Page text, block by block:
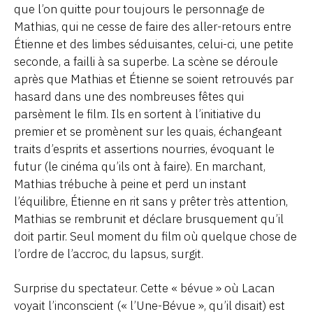
que l’on quitte pour toujours le personnage de
Mathias, qui ne cesse de faire des aller-retours entre
Étienne et des limbes séduisantes, celui-ci, une petite
seconde, a failli à sa superbe. La scène se déroule
après que Mathias et Étienne se soient retrouvés par
hasard dans une des nombreuses fêtes qui
parsèment le film. Ils en sortent à l’initiative du
premier et se promènent sur les quais, échangeant
traits d’esprits et assertions nourries, évoquant le
futur (le cinéma qu’ils ont à faire). En marchant,
Mathias trébuche à peine et perd un instant
l’équilibre, Étienne en rit sans y prêter très attention,
Mathias se rembrunit et déclare brusquement qu’il
doit partir. Seul moment du film où quelque chose de
l’ordre de l’accroc, du lapsus, surgit.
Surprise du spectateur. Cette « bévue » où Lacan
voyait l’inconscient (« l’Une-Bévue », qu’il disait) est